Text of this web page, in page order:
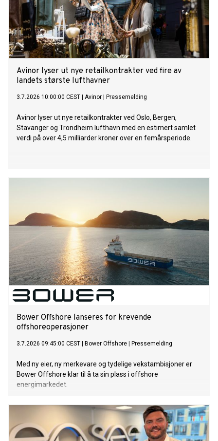
Avinor lyser ut nye retailkontrakter ved fire av
landets største lufthavner
3.7.2026 10:00:00 CEST Avinor Pressemelding
Avinor lyser ut nye retailkontrakter ved Oslo, Bergen,
Stavanger og Trondheim lufthavn med en estimert samlet
verdi på over 4,5 milliarder kroner over en femårsperiode.
Bower Offshore lanseres for krevende
offshoreoperasjoner
3.7.2026 09:45:00 CEST Bower Offshore Pressemelding
Med ny eier, ny merkevare og tydelige vekstambisjoner er
Bower Offshore klar til å ta sin plass i offshore
energimarkedet.